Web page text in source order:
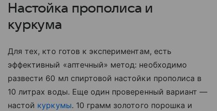
Настойка прополиса и
куркума
Для тех, кто готов к экспериментам, есть
эффективный «аптечный» метод: необходимо
развести 60 мл спиртовой настойки прополиса в
10 литрах воды. Еще один проверенный вариант —
настой куркумы. 10 грамм золотого порошка и